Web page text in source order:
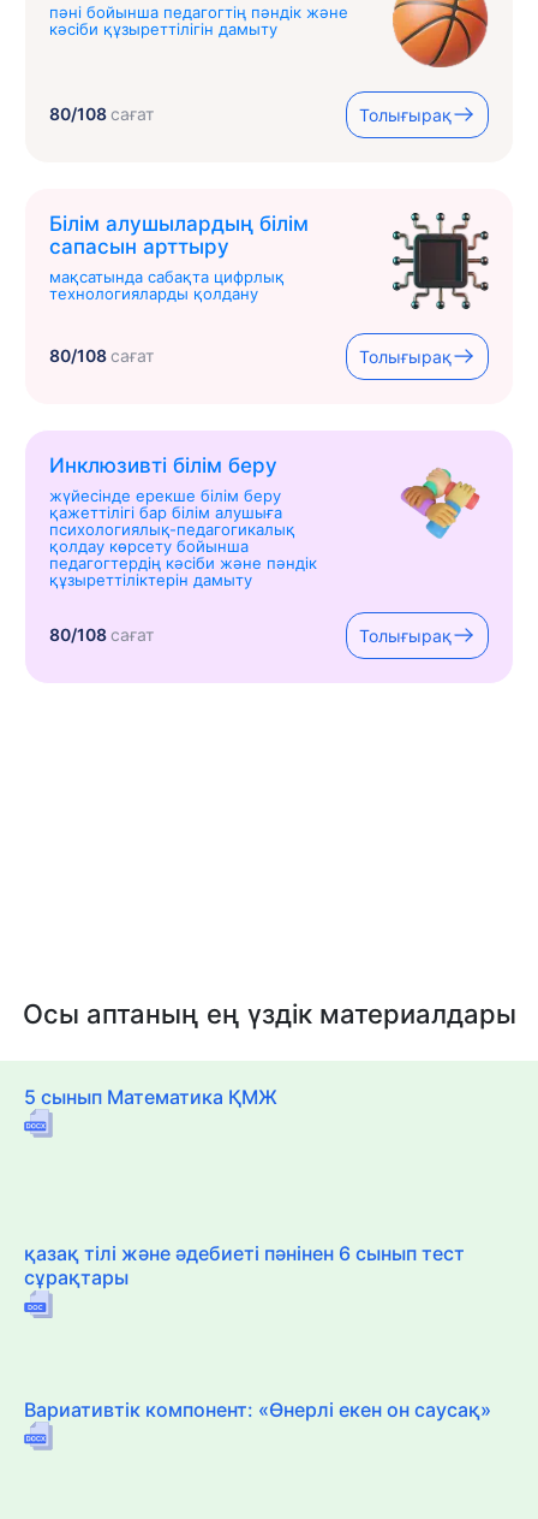
пәні бойынша педагогтің пәндік және
кәсіби құзыреттілігін дамыту
80/108сағат Толығырақ
Білім алушылардың білім
сапасын арттыру
мақсатында сабақта цифрлық
технологияларды қолдану
80/108сағат Толығырақ
Инклюзивті білім беру
жүйесінде ерекше білім беру
қажеттілігі бар білім алушыға
психологиялық-педагогикалық
қолдау көрсету бойынша
педагогтердің кәсіби және пәндік
құзыреттіліктерін дамыту
80/108сағат Толығырақ
Осы аптаның ең үздік материалдары
5 сынып Математика ҚМЖ
қазақ тілі және әдебиеті пәнінен 6 сынып тест
сұрақтары
Вариативтік компонент: «Өнерлі екен он саусақ»